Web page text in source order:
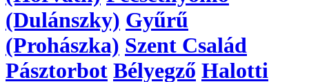
(Dulánszky) Gyűrű
(Prohászka) Szent Család
Pásztorbot Bélyegző Halotti